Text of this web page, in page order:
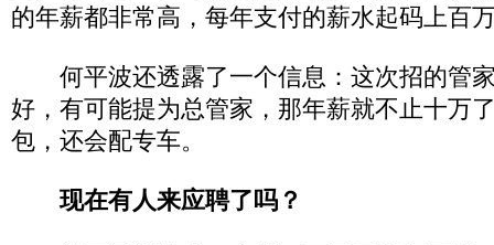
的年薪都非常高，每年支付的薪水起码上百
何平波还透露了一个信息：这次招的管
好，有可能提为总管家，那年薪就不止十万
包，还会配专车。
现在有人来应聘了吗？